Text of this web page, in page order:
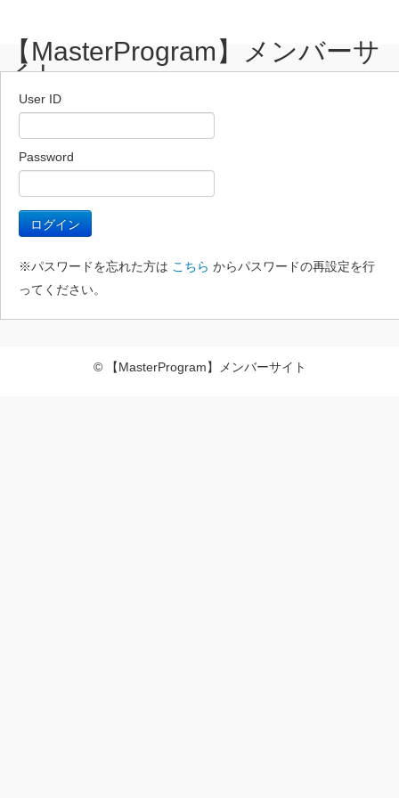
【MasterProgram】メンバーサ
イト
User ID
Password
※パスワードを忘れた方は こちら からパスワードの再設定を行
ってください。
© 【MasterProgram】メンバーサイト